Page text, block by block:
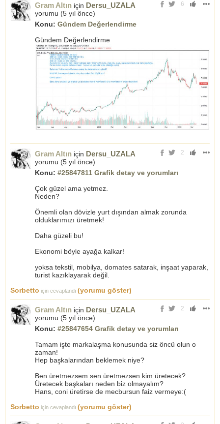
6
Gram Altın için Dersu_UZALA
yorumu (5 yıl önce)
Konu: Gündem Değerlendirme
Gündem Değerlendirme
2
Gram Altın için Dersu_UZALA
yorumu (5 yıl önce)
Konu: #25847811 Grafik detay ve yorumları
Çok güzel ama yetmez.
Neden?
Önemli olan dövizle yurt dışından almak zorunda
olduklarımızı üretmek!
Daha güzeli bu!
Ekonomi böyle ayağa kalkar!
yoksa tekstil, mobilya, domates satarak, inşaat yaparak,
turist kazıklayarak değil.
Sorbetto için cevaplandı (yorumu göster)
2
Gram Altın için Dersu_UZALA
yorumu (5 yıl önce)
Konu: #25847654 Grafik detay ve yorumları
Tamam işte markalaşma konusunda siz öncü olun o
zaman!
Hep başkalarından beklemek niye?
Ben üretmezsem sen üretmezsen kim üretecek?
Üretecek başkaları neden biz olmayalım?
Hans, coni üretirse de mecbursun faiz vermeye:(
Sorbetto için cevaplandı (yorumu göster)